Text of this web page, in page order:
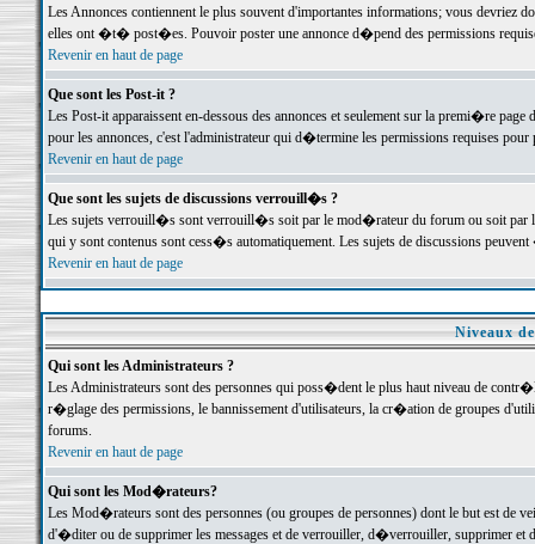
Les Annonces contiennent le plus souvent d'importantes informations; vous devriez
elles ont �t� post�es. Pouvoir poster une annonce d�pend des permissions
Revenir en haut de page
Que sont les Post-it ?
Les Post-it apparaissent en-dessous des annonces et seulement sur la premi�re
pour les annonces, c'est l'administrateur qui d�termine les permissions requises pour
Revenir en haut de page
Que sont les sujets de discussions verrouill�s ?
Les sujets verrouill�s sont verrouill�s soit par le mod�rateur du forum ou soit par
qui y sont contenus sont cess�s automatiquement. Les sujets de discussions
Revenir en haut de page
Niveaux
Qui sont les Administrateurs ?
Les Administrateurs sont des personnes qui poss�dent le plus haut niveau de
r�glage des permissions, le bannissement d'utilisateurs, la cr�ation de groupes
forums.
Revenir en haut de page
Qui sont les Mod�rateurs?
Les Mod�rateurs sont des personnes (ou groupes de personnes) dont le but est de
d'�diter ou de supprimer les messages et de verrouiller, d�verrouiller, supprimer